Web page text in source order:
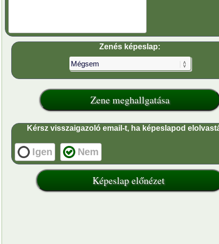
Zenés képeslap:
Kérsz visszaigazoló email-t, ha képeslapod
Igen Nem